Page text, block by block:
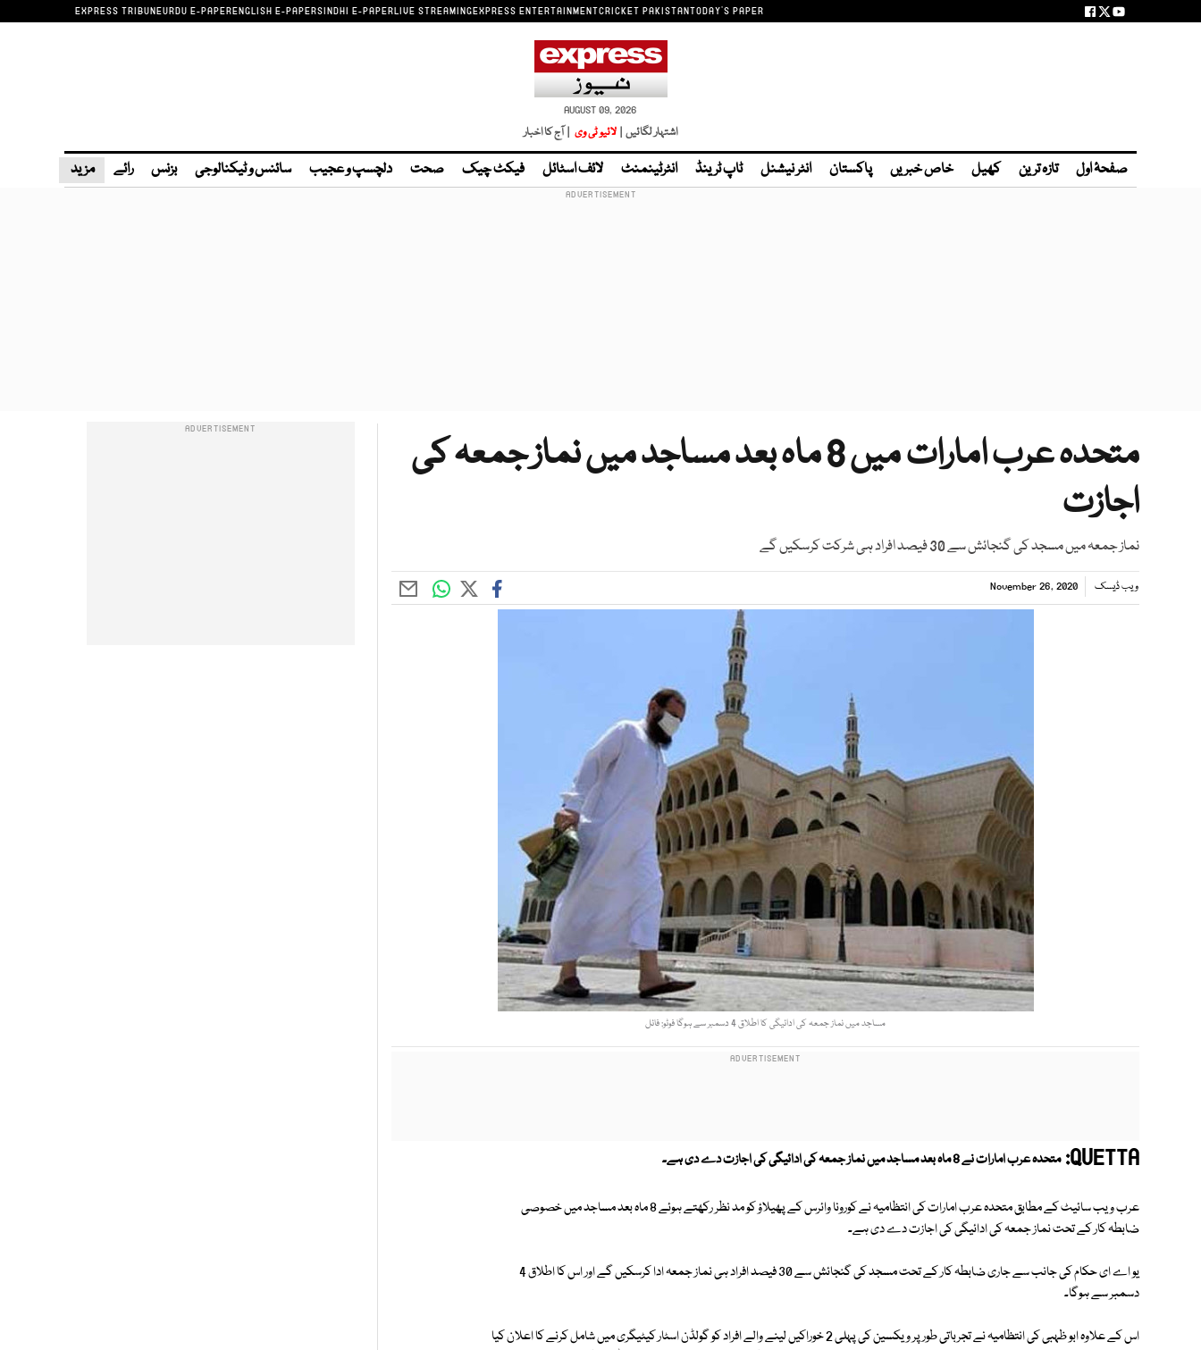
EXPRESS TRIBUNEURDU E-PAPERENGLISH E-PAPERSINDHI E-PAPERLIVE STREAMINGEXPRESS ENTERTAINMENTCRICKET PAKISTANTODAY'S PAPER
AUGUST 09, 2026
اشتہار لگائیں | لائیو ٹی وی | آج کا اخبار
صفحۂ اول تازہ ترین کھیل خاص خبریں پاکستان انٹر نیشنل ٹاپ ٹرینڈ انٹرٹینمنٹ لائف اسٹائل فیکٹ چیک صحت دلچسپ و عجیب سائنس و ٹیکنالوجی بزنس رائے مزید
متحدہ عرب امارات میں 8 ماہ بعد مساجد میں نماز جمعہ کی
اجازت
نماز جمعہ میں مسجد کی گنجائش سے 30 فیصد افراد ہی شرکت کرسکیں گے
ویب ڈیسک November 26, 2020
مساجد میں نماز جمعہ کی ادائیگی کا اطلاق 4 دسمبر سے ہوگا فوٹو: فائل
QUETTA: متحدہ عرب امارات نے 8 ماہ بعد مساجد میں نماز جمعہ کی ادائیگی کی اجازت دے دی ہے۔
عرب ویب سائیٹ کے مطابق متحدہ عرب امارات کی انتظامیہ نے کورونا وائرس کے پھیلاؤ کو مد نظر رکھتے ہوئے 8 ماہ بعد مساجد میں خصوصی
ضابطہ کار کے تحت نماز جمعہ کی ادائیگی کی اجازت دے دی ہے۔
یو اے ای حکام کی جانب سے جاری ضابطہ کار کے تحت مسجد کی گنجائش سے 30 فیصد افراد ہی نماز جمعہ ادا کرسکیں گے اور اس کا اطلاق 4
دسمبر سے ہوگا۔
اس کے علاوہ ابو ظہبی کی انتظامیہ نے تجرباتی طور پر ویکسین کی پہلی 2 خوراکیں لینے والے افراد کو گولڈن اسٹار کیٹیگری میں شامل کرنے کا اعلان کیا